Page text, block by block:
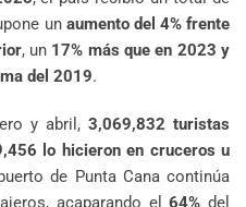
un aumento del 4% frente
, un 17% más que en 2023 y
del 2019.
y abril, 3,069,832 turistas
lo hicieron en cruceros u
de Punta Cana continúa
acaparando el64% del